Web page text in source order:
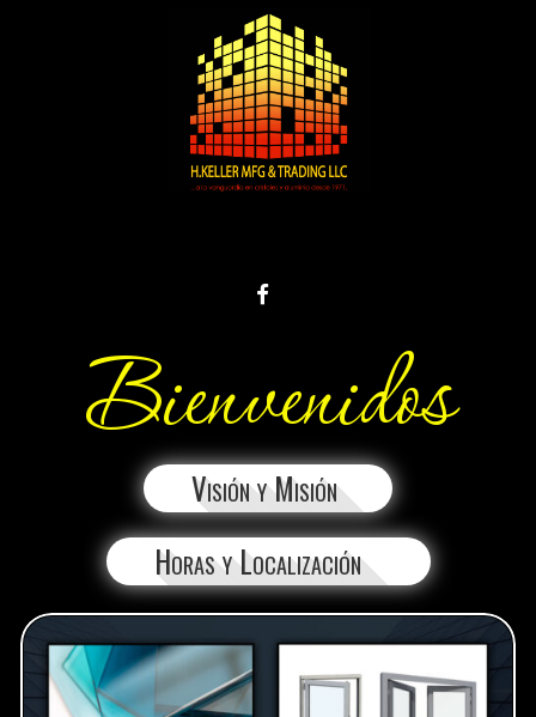
FACEBOOK
Bienvenidos
Visión y Misión
Horas y Localización